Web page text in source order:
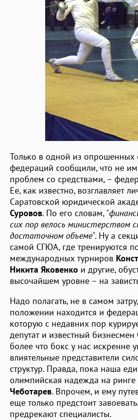
Только в одной из опрошенных
федераций сообщили, что не
проблем со средствами, –
Ее, как известно, возглавляет
Саратовской юридической
Суровов. По его словам, "
сих пор велось министерством
достаточном объеме". Ну а
самой СГЮА, где тренируются
международных турниров
Никита Яковенко и другие,
высочайшем уровне – на
Надо полагать, не в самом
положении находится и
которую с недавних пор
депутат и известный бизнесмен
более что бокс у нас искренне
влиятельные представители
структур. Правда, пока наша
олимпийская надежда на ринге
Чеботарев. Впрочем, и ему
еще только предстоит
предрекают специалисты.